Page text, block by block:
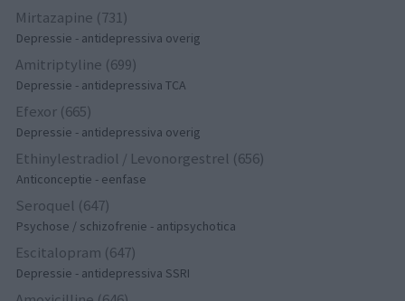
Mirtazapine (731)
Depressie - antidepressiva overig
Amitriptyline (699)
Depressie - antidepressiva TCA
Efexor (665)
Depressie - antidepressiva overig
Ethinylestradiol / Levonorgestrel (656)
Anticonceptie - eenfase
Seroquel (647)
Psychose / schizofrenie - antipsychotica
Escitalopram (647)
Depressie - antidepressiva SSRI